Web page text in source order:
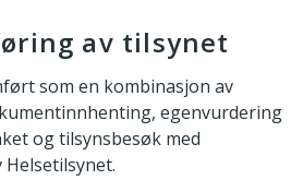
av tilsynet
som en kombinasjon av
egenvurdering
og tilsynsbesøk med